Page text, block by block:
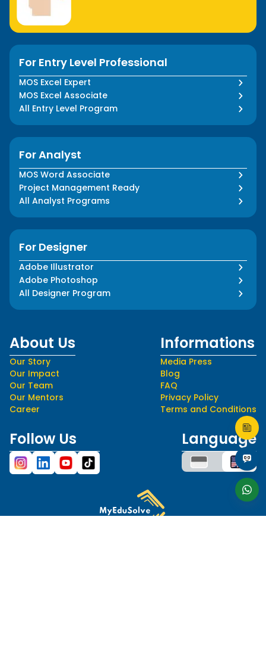
For Entry Level Professional
MOS Excel Expert
MOS Excel Associate
All Entry Level Program
For Analyst
MOS Word Associate
Project Management Ready
All Analyst Programs
For Designer
Adobe Illustrator
Adobe Photoshop
All Designer Program
About Us
Our Story
Our Impact
Our Team
Our Mentors
Career
Informations
Media Press
Blog
FAQ
Privacy Policy
Terms and Conditions
Follow Us Language